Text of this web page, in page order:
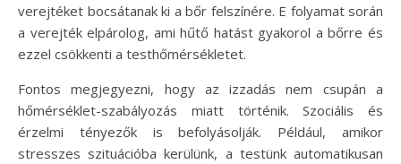
verejtéket bocsátanak ki a bőr felszínére. E folyamat során
a verejték elpárolog, ami hűtő hatást gyakorol a bőrre és
ezzel csökkenti a testhőmérsékletet.
Fontos megjegyezni, hogy az izzadás nem csupán a
hőmérséklet-szabályozás miatt történik. Szociális és
érzelmi tényezők is befolyásolják. Például, amikor
stresszes szituációba kerülünk, a testünk automatikusan